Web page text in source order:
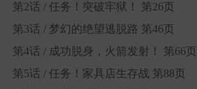
第2话 / 任务！突破牢狱！ 第26页
第3话 / 梦幻的绝望逃脱路 第46页
第4话 / 成功脱身，火箭发射！ 第66页
第5话 / 任务！家具店生存战 第88页